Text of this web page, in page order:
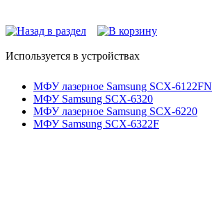
Используется в устройствах
МФУ лазерное Samsung SCX-6122FN
МФУ Samsung SCX-6320
МФУ лазерное Samsung SCX-6220
МФУ Samsung SCX-6322F